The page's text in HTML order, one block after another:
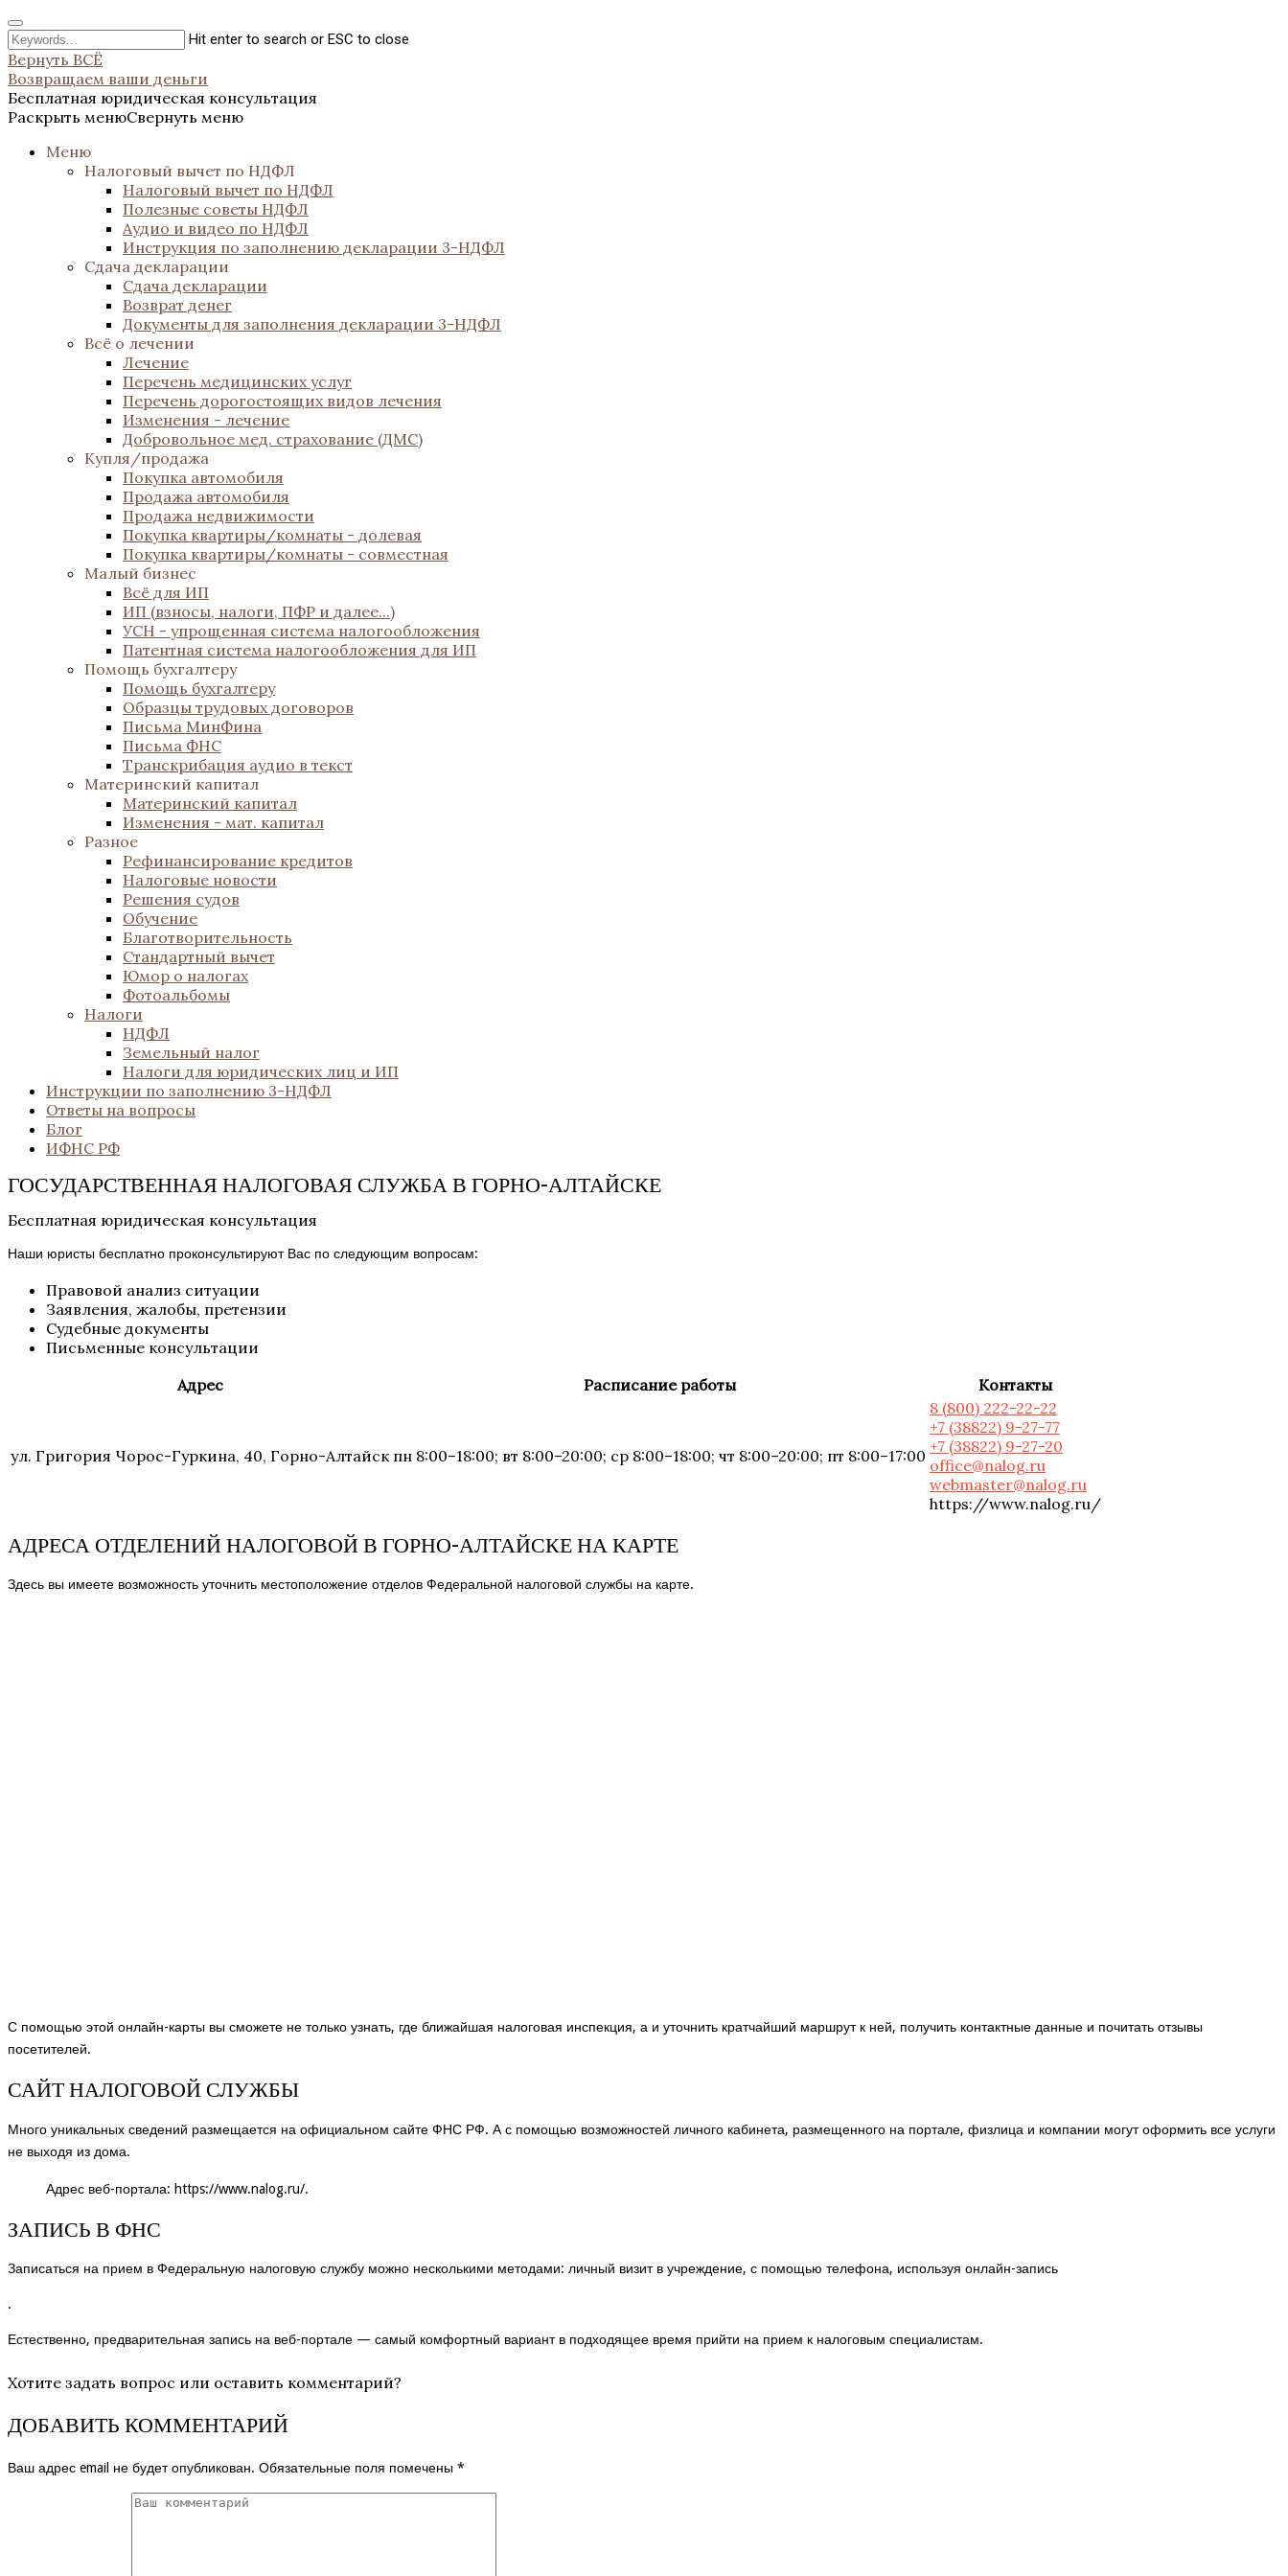
Hit enter to search or ESC to close
Вернуть ВСЁ
Возвращаем ваши деньги
Бесплатная юридическая консультация
Раскрыть менюСвернуть меню
Меню
Налоговый вычет по НДФЛ
Налоговый вычет по НДФЛ
Полезные советы НДФЛ
Аудио и видео по НДФЛ
Инструкция по заполнению декларации 3-НДФЛ
Сдача декларации
Сдача декларации
Возврат денег
Документы для заполнения декларации 3-НДФЛ
Всё о лечении
Лечение
Перечень медицинских услуг
Перечень дорогостоящих видов лечения
Изменения - лечение
Добровольное мед. страхование (ДМС)
Купля/продажа
Покупка автомобиля
Продажа автомобиля
Продажа недвижимости
Покупка квартиры/комнаты - долевая
Покупка квартиры/комнаты - совместная
Малый бизнес
Всё для ИП
ИП (взносы, налоги, ПФР и далее...)
УСН - упрощенная система налогообложения
Патентная система налогообложения для ИП
Помощь бухгалтеру
Помощь бухгалтеру
Образцы трудовых договоров
Письма МинФина
Письма ФНС
Транскрибация аудио в текст
Материнский капитал
Материнский капитал
Изменения - мат. капитал
Разное
Рефинансирование кредитов
Налоговые новости
Решения судов
Обучение
Благотворительность
Стандартный вычет
Юмор о налогах
Фотоальбомы
Налоги
НДФЛ
Земельный налог
Налоги для юридических лиц и ИП
Инструкции по заполнению 3-НДФЛ
Ответы на вопросы
Блог
ИФНС РФ
ГОСУДАРСТВЕННАЯ НАЛОГОВАЯ СЛУЖБА В ГОРНО-АЛТАЙСКЕ
Бесплатная юридическая консультация
Наши юристы бесплатно проконсультируют Вас по следующим вопросам:
Правовой анализ ситуации
Заявления, жалобы, претензии
Судебные документы
Письменные консультации
Адрес
Расписание работы Контакты
ул. Григория Чорос-Гуркина, 40, Горно-Алтайск пн 8:00–18:00; вт 8:00–20:00; ср 8:00–18:00; чт 8:00–20:00; пт 8:00–17:00
8 (800) 222-22-22
+7 (38822) 9-27-77
+7 (38822) 9-27-20
office@nalog.ru
webmaster@nalog.ru
https://www.nalog.ru/
АДРЕСА ОТДЕЛЕНИЙ НАЛОГОВОЙ В ГОРНО-АЛТАЙСКЕ НА КАРТЕ
Здесь вы имеете возможность уточнить местоположение отделов Федеральной налоговой службы на карте.
С помощью этой онлайн-карты вы сможете не только узнать, где ближайшая налоговая инспекция, а и уточнить кратчайший маршрут к ней, получить контактные данные и почитать отзывы
посетителей.
САЙТ НАЛОГОВОЙ СЛУЖБЫ
Много уникальных сведений размещается на официальном сайте ФНС РФ. А с помощью возможностей личного кабинета, размещенного на портале, физлица и компании могут оформить все услуги
не выходя из дома.
Адрес веб-портала: https://www.nalog.ru/.
ЗАПИСЬ В ФНС
Записаться на прием в Федеральную налоговую службу можно несколькими методами: личный визит в учреждение, с помощью телефона, используя онлайн-запись
.
Естественно, предварительная запись на веб-портале — самый комфортный вариант в подходящее время прийти на прием к налоговым специалистам.
Хотите задать вопрос или оставить комментарий?
ДОБАВИТЬ КОММЕНТАРИЙ
Ваш адрес email не будет опубликован. Обязательные поля помечены *